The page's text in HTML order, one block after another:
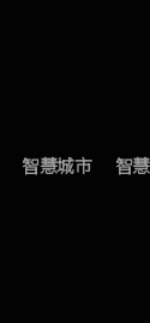
智慧城市 智